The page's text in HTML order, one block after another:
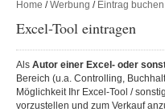
Home /Werbung / Eintrag buchen
Excel-Tool eintragen
Als Autor einer Excel- oder
Bereich (u.a. Controlling,
Möglichkeit Ihr Excel-Tool /
vorzustellen und zum Verkauf